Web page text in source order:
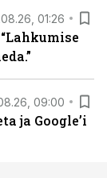
01:26
09:00
ja Google’i